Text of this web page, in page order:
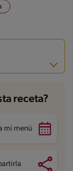
receta?
mi menú